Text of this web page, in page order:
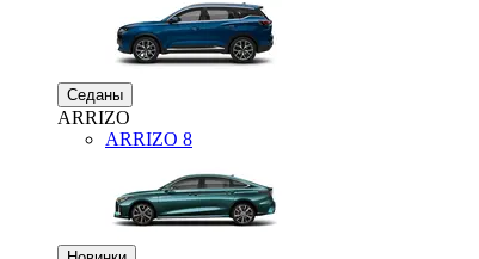
Седаны
ARRIZO
ARRIZO 8